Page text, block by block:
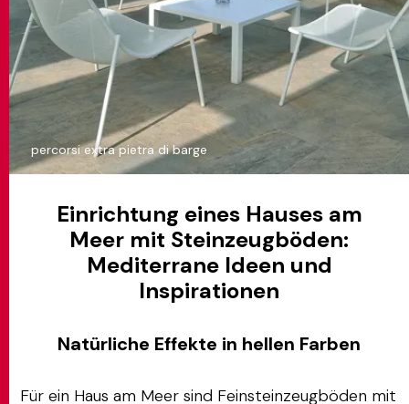
percorsi extra pietra di barge
Einrichtung eines Hauses am
Meer mit Steinzeugböden:
Mediterrane Ideen und
Inspirationen
Natürliche Effekte in hellen Farben
Für ein Haus am Meer sind Feinsteinzeugböden mit